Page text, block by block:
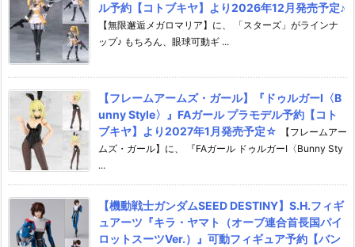
ル予約【コトブキヤ】より2026年12月発売予定♪
【無限邂逅メガロマリア】に、 「スターズ」がラインナ
ップ♪ もちろん、眼球可動ギ ...
【フレームアームズ・ガール】『ドゥルガーI〈B
unny Style〉』FAガール プラモデル予約【コト
ブキヤ】より2027年1月発売予定☆
【フレームアー
ムズ・ガール】に、 『FAガール ドゥルガーI〈Bunny Sty
...
【機動戦士ガンダムSEED DESTINY】S.H.フィギ
ュアーツ『キラ・ヤマト（オーブ連合首長国パイ
ロットスーツVer.）』可動フィギュア予約【バン